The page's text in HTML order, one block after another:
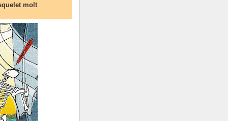
molt